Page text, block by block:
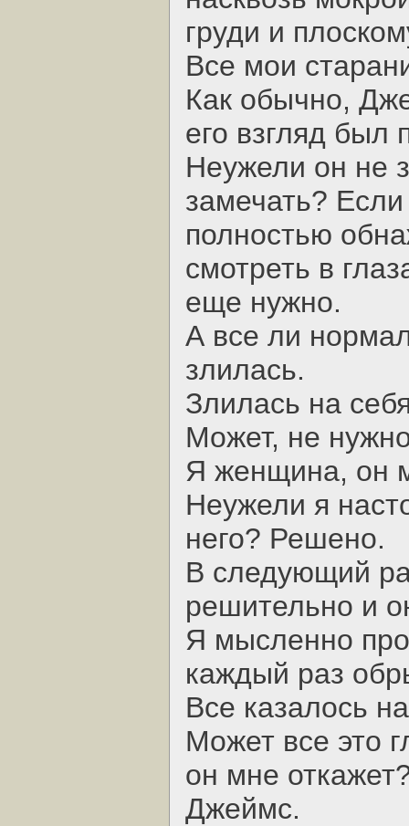
груди и
Все мои
Как обычно,
его взгляд был
Неужели он не
замечать?
полностью
смотреть в
еще нужно.
А все ли
злилась.
Злилась на
Может, не
Я женщина, он
Неужели я
него? Решено.
В следующий
решительно и
Я мысленно
каждый раз
Все казалось
Может все это
он мне
Джеймс.